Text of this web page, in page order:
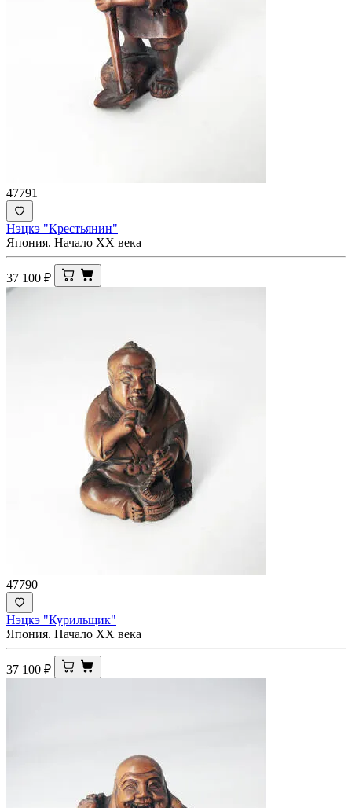
47791
Нэцкэ "Крестьянин"
Япония. Начало XX века
37 100 ₽
47790
Нэцкэ "Курильщик"
Япония. Начало XX века
37 100 ₽